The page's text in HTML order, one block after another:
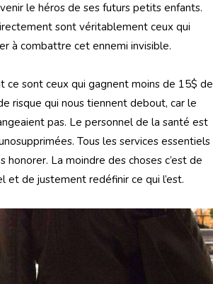
le héros de ses futurs petits enfants.
sont véritablement ceux qui
à combattre cet ennemi invisible.
sont ceux qui gagnent moins de 15$ de
risque qui nous tiennent debout, car le
pas. Le personnel de la santé est
Tous les services essentiels
honorer. La moindre des choses c’est de
de justement redéfinir ce qui l’est.